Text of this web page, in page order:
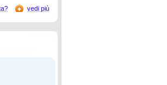
vedi più